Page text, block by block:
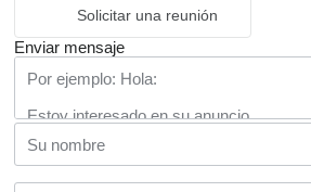
Solicitar una reunión
Enviar mensaje